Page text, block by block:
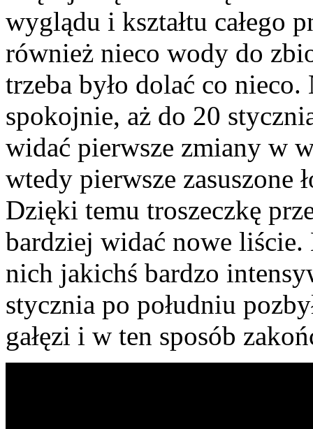
wyglądu i kształtu całego
również nieco wody do
trzeba było dolać co
spokojnie, aż do 20
widać pierwsze zmiany w
wtedy pierwsze zasuszone
Dzięki temu troszeczkę
bardziej widać nowe liście.
nich jakichś bardzo
stycznia po południu
gałęzi i w ten sposób